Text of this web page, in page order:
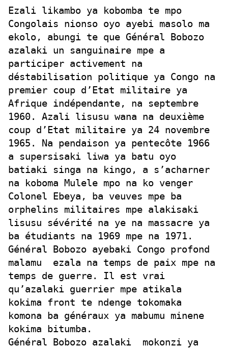
Ezali likambo ya kobomba te mpo
Congolais nionso oyo ayebi masolo ma
ekolo, abungi te que Général Bobozo
azalaki un sanguinaire mpe a
participer activement na
déstabilisation politique ya Congo na
premier coup d’Etat militaire ya
Afrique indépendante, na septembre
1960. Azali lisusu wana na deuxième
coup d’Etat militaire ya 24 novembre
1965. Na pendaison ya pentecôte 1966
a supersisaki liwa ya batu oyo
batiaki singa na kingo, a s’acharner
na koboma Mulele mpo na ko venger
Colonel Ebeya, ba veuves mpe ba
orphelins militaires mpe alakisaki
lisusu sévérité na ye na massacre ya
ba étudiants na 1969 mpe na 1971.
Général Bobozo ayebaki Congo profond
malamu
ezala na temps de paix mpe na
temps de guerre. Il est vrai
qu’azalaki guerrier mpe atikala
kokima front te ndenge tokomaka
komona ba généraux ya mabumu minene
kokima bitumba.
Général Bobozo azalaki
mokonzi ya